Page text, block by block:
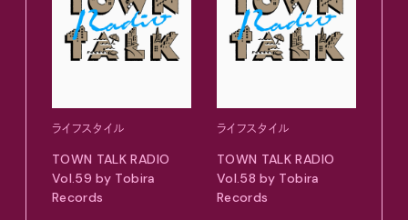
ライフスタイル
TOWN TALK RADIO
Vol.59 by Tobira
Records
ライフスタイル
TOWN TALK RADIO
Vol.58 by Tobira
Records